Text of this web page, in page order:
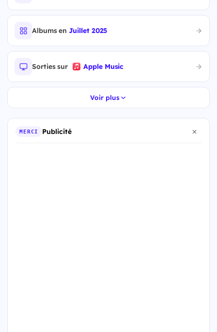
Albums enJuillet 2025
Sorties sur Apple Music
Voir plus
MERCI Publicité